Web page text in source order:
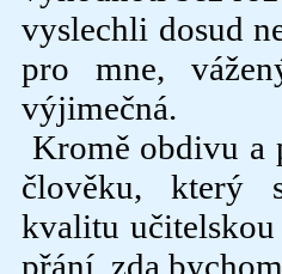
vyslechli dosud
pro mne,
výjimečná.
Kromě obdivu a
člověku, který
kvalitu
přání, zda